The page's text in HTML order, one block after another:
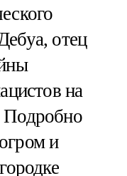
отец
на
Подробно
и